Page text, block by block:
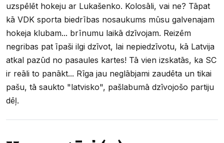
uzspēlēt hokeju ar Lukašenko. Kolosāli, vai ne? Tāpat
kā VDK sporta biedrības nosaukums mūsu galvenajam
hokeja klubam... brīnumu laikā dzīvojam. Reizēm
negribas pat īpaši ilgi dzīvot, lai nepiedzīvotu, kā Latvija
atkal pazūd no pasaules kartes! Tā vien izskatās, ka SC
ir reāli to panākt... Rīga jau neglābjami zaudēta un tikai
pašu, tā saukto "latvisko", pašlabumā dzīvojošo partiju
dēļ.